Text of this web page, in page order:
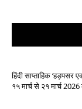
हिंदी साप्ताहिक ‘हड़पसर
१५ मार्च से २१ मार्च